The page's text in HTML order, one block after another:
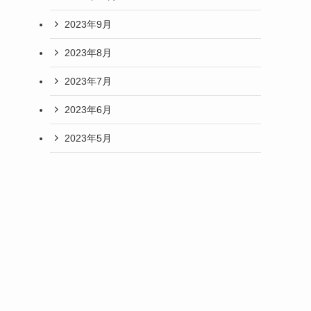
2023年9月
2023年8月
2023年7月
2023年6月
2023年5月